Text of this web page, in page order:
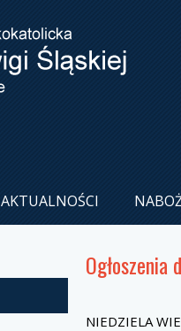
AKTUALNOŚCI
NIEDZIELA